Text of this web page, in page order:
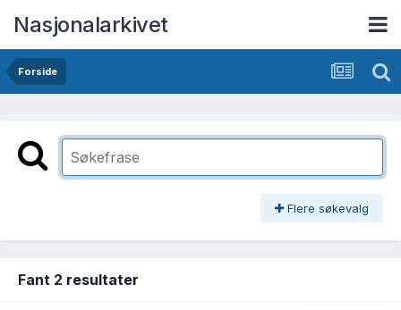
Nasjonalarkivet
Forside
Flere søkevalg
Fant 2 resultater